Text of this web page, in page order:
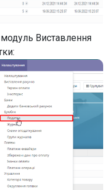
Виставлення